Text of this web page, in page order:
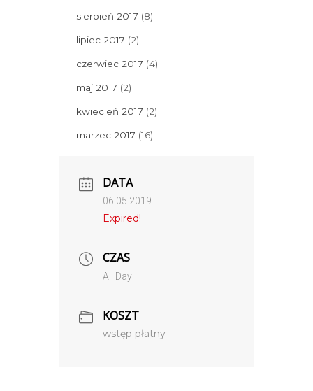
sierpień 2017 (8)
lipiec 2017 (2)
czerwiec 2017 (4)
maj 2017 (2)
kwiecień 2017 (2)
marzec 2017 (16)
DATA
06 05 2019
Expired!
CZAS
All Day
KOSZT
wstęp płatny